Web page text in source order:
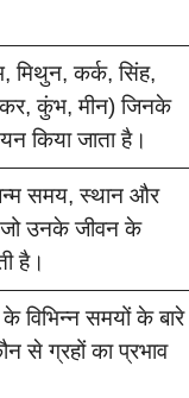
मिथुन, कर्क, सिंह,
कुंभ, मीन) जिनके
किया जाता है।
समय, स्थान और
जो उनके जीवन के
है।
विभिन्न समयों के बारे
से ग्रहों का प्रभाव